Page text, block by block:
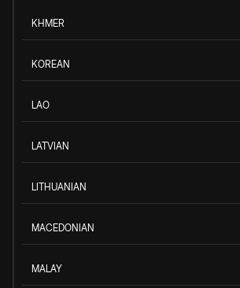
KHMER
KOREAN
LAO
LATVIAN
LITHUANIAN
MACEDONIAN
MALAY